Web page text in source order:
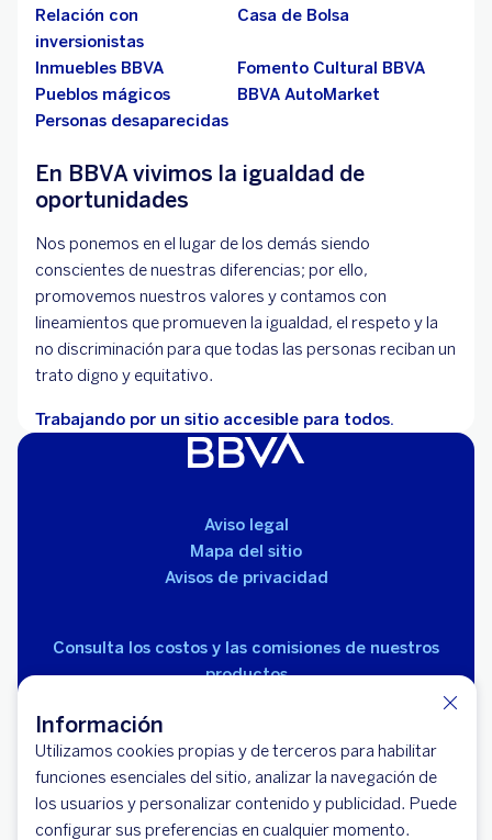
Información
Utilizamos cookies propias y de terceros para habilitar
funciones esenciales del sitio, analizar la navegación de
los usuarios y personalizar contenido y publicidad. Puede
configurar sus preferencias en cualquier momento.
Relación con
inversionistas
Casa de Bolsa
Inmuebles BBVA
Fomento Cultural BBVA
Pueblos mágicos
BBVA AutoMarket
Personas desaparecidas
En BBVA vivimos la igualdad de
oportunidades
Nos ponemos en el lugar de los demás siendo
conscientes de nuestras diferencias; por ello,
promovemos nuestros valores y contamos con
lineamientos que promueven la igualdad, el respeto y la
no discriminación para que todas las personas reciban un
trato digno y equitativo.
Trabajando por un sitio accesible para todos.
Aviso legal
Mapa del sitio
Avisos de privacidad
Consulta los costos y las comisiones de nuestros
productos
© 2026 BBVA México, S.A., Institución de Banca